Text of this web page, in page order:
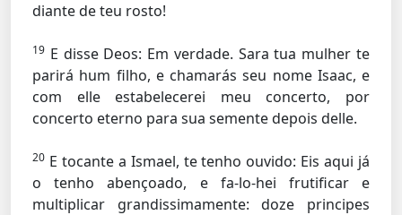
diante de teu rosto!
19 E disse Deos: Em verdade. Sara tua mulher te
parirá hum filho, e chamarás seu nome Isaac, e
com elle estabelecerei meu concerto, por
concerto eterno para sua semente depois delle.
20 E tocante a Ismael, te tenho ouvido: Eis aqui já
o tenho abençoado, e fa-lo-hei frutificar e
multiplicar grandissimamente: doze principes